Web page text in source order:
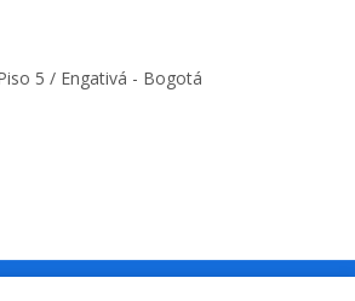
5 / Engativá - Bogotá